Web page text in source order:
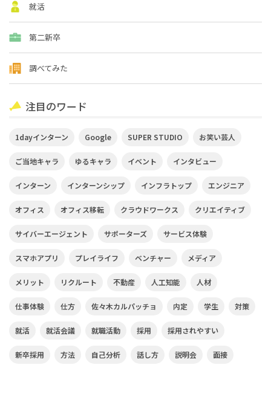
就活
第二新卒
調べてみた
注目のワード
1dayインターン Google SUPER STUDIO お笑い芸人
ご当地キャラ ゆるキャラ イベント インタビュー
インターン インターンシップ インフラトップ エンジニア
オフィス オフィス移転 クラウドワークス クリエイティブ
サイバーエージェント サポーターズ サービス体験
スマホアプリ プレイライフ ベンチャー メディア
メリット リクルート 不動産 人工知能 人材
仕事体験 仕方 佐々木カルパッチョ 内定 学生 対策
就活 就活会議 就職活動 採用 採用されやすい
新卒採用 方法 自己分析 話し方 説明会 面接